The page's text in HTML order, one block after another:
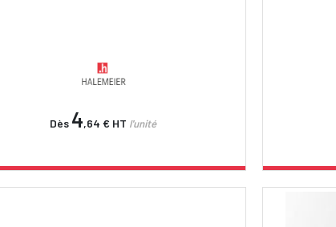
Dès 4,64 € HT l'unité